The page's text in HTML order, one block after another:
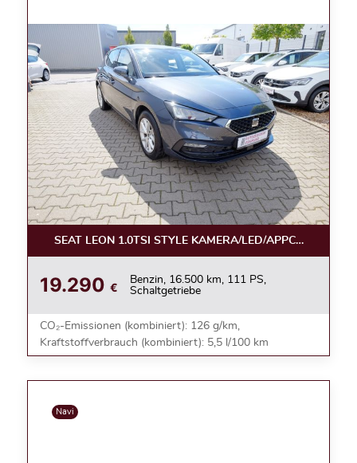
SEAT LEON 1.0TSI STYLE KAMERA/LED/APPC/ACC/
19.290 €
Benzin, 16.500 km, 111 PS,
Schaltgetriebe
CO₂-Emissionen (kombiniert): 126 g/km,
Kraftstoffverbrauch (kombiniert): 5,5 l/100 km
Navi